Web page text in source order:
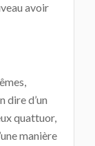
avoir
dire d’un
quattuor,
manière